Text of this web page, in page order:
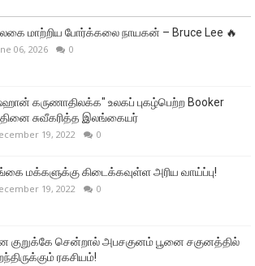
மாற்றிய போர்க்கலை நாயகன் – Bruce Lee 🔥
06, 2026 0
கருணாதிலக்க" உலகப் புகழ்பெற்ற Booker
சுவீகரித்த இலங்கையர்
19, 2022 0
மக்களுக்கு கிடைக்கவுள்ள அரிய வாய்ப்பு!
19, 2022 0
குறுக்கே சென்றால் அபசகுனம் பூனை சகுனத்தில்
ரகசியம்!